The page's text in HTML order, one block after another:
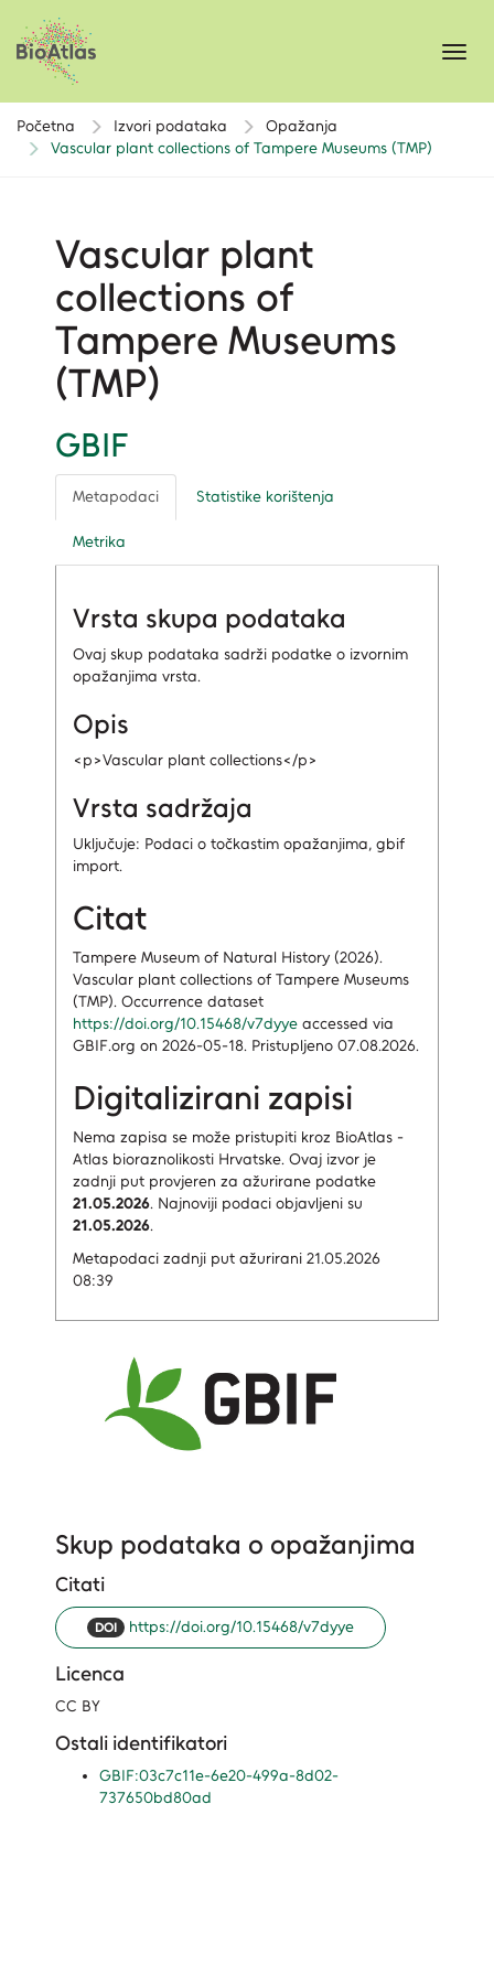
Početna Izvori podataka
Opažanja
Vascular plant collections of Tampere Museums (TMP)
Vascular plant
collections of
Tampere Museums
(TMP)
GBIF
Metapodaci Statistike korištenja
Metrika
Vrsta skupa podataka
Ovaj skup podataka sadrži podatke o izvornim
opažanjima vrsta.
Opis
<p>Vascular plant collections</p>
Vrsta sadržaja
Uključuje: Podaci o točkastim opažanjima, gbif
import.
Citat
Tampere Museum of Natural History (2026).
Vascular plant collections of Tampere Museums
(TMP). Occurrence dataset
https://doi.org/10.15468/v7dyye accessed via
GBIF.org on 2026-05-18. Pristupljeno 07.08.2026.
Digitalizirani zapisi
Nema zapisa se može pristupiti kroz BioAtlas -
Atlas bioraznolikosti Hrvatske. Ovaj izvor je
zadnji put provjeren za ažurirane podatke
21.05.2026. Najnoviji podaci objavljeni su
21.05.2026.
Metapodaci zadnji put ažurirani 21.05.2026
08:39
Skup podataka o opažanjima
Citati
DOI https://doi.org/10.15468/v7dyye
Licenca
CC BY
Ostali identifikatori
GBIF:03c7c11e-6e20-499a-8d02-
737650bd80ad